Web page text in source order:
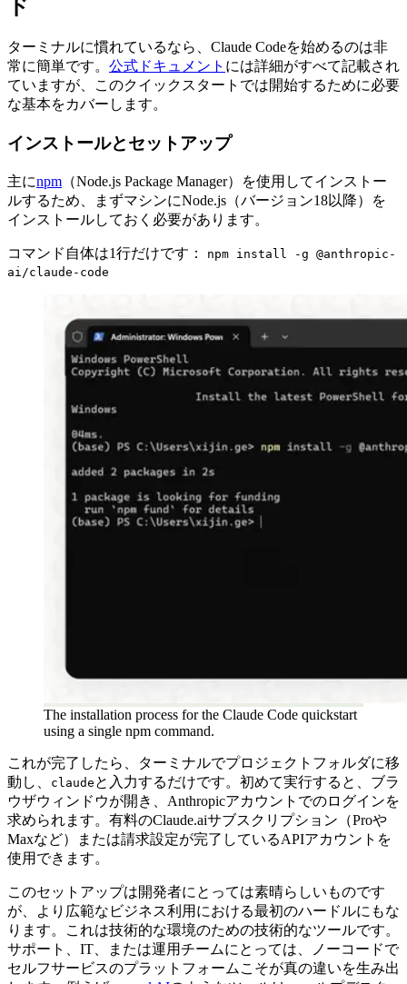
ド
ターミナルに慣れているなら、Claude Codeを始めるのは非
常に簡単です。 公式ドキュメント には詳細がすべて記載され
ていますが、このクイックスタートでは開始するために必要
な基本をカバーします。
インストールとセットアップ
主にnpm （Node.js Package Manager）を使用してインストー
ルするため、まずマシンにNode.js（バージョン18以降）を
インストールしておく必要があります。
コマンド自体は1行だけです：
npm install -g @anthropic-
ai/claude-code
The installation process for the Claude Code quickstart
using a single npm command.
これが完了したら、ターミナルでプロジェクトフォルダに移
動し、
claude と入力するだけです。初めて実行すると、ブラ
ウザウィンドウが開き、Anthropicアカウントでのログインを
求められます。有料のClaude.aiサブスクリプション（Proや
Maxなど）または請求設定が完了しているAPIアカウントを
使用できます。
このセットアップは開発者にとっては素晴らしいものです
が、より広範なビジネス利用における最初のハードルにもな
ります。これは技術的な環境のための技術的なツールです。
サポート、IT、または運用チームにとっては、ノーコードで
セルフサービスのプラットフォームこそが真の違いを生み出